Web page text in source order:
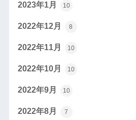
2023年1月 10
2022年12月 8
2022年11月 10
2022年10月 10
2022年9月 10
2022年8月 7